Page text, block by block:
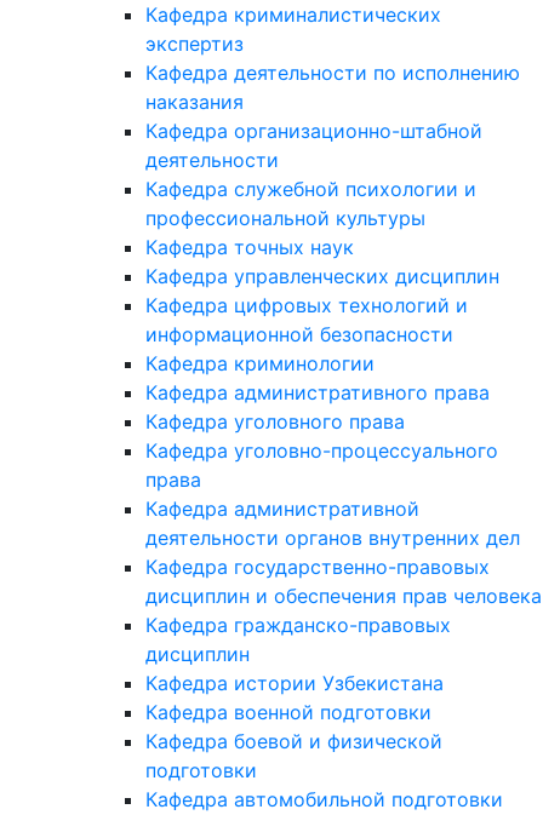
Кафедра криминалистических
экспертиз
Кафедра деятельности по исполнению
наказания
Кафедра организационно-штабной
деятельности
Кафедра служебной психологии и
профессиональной культуры
Кафедра точных наук
Кафедра управленческих дисциплин
Кафедра цифровых технологий и
информационной безопасности
Кафедра криминологии
Кафедра административного права
Кафедра уголовного права
Кафедра уголовно-процессуального
права
Кафедра административной
деятельности органов внутренних дел
Кафедра государственно-правовых
дисциплин и обеспечения прав человека
Кафедра гражданско-правовых
дисциплин
Кафедра истории Узбекистана
Кафедра военной подготовки
Кафедра боевой и физической
подготовки
Кафедра автомобильной подготовки